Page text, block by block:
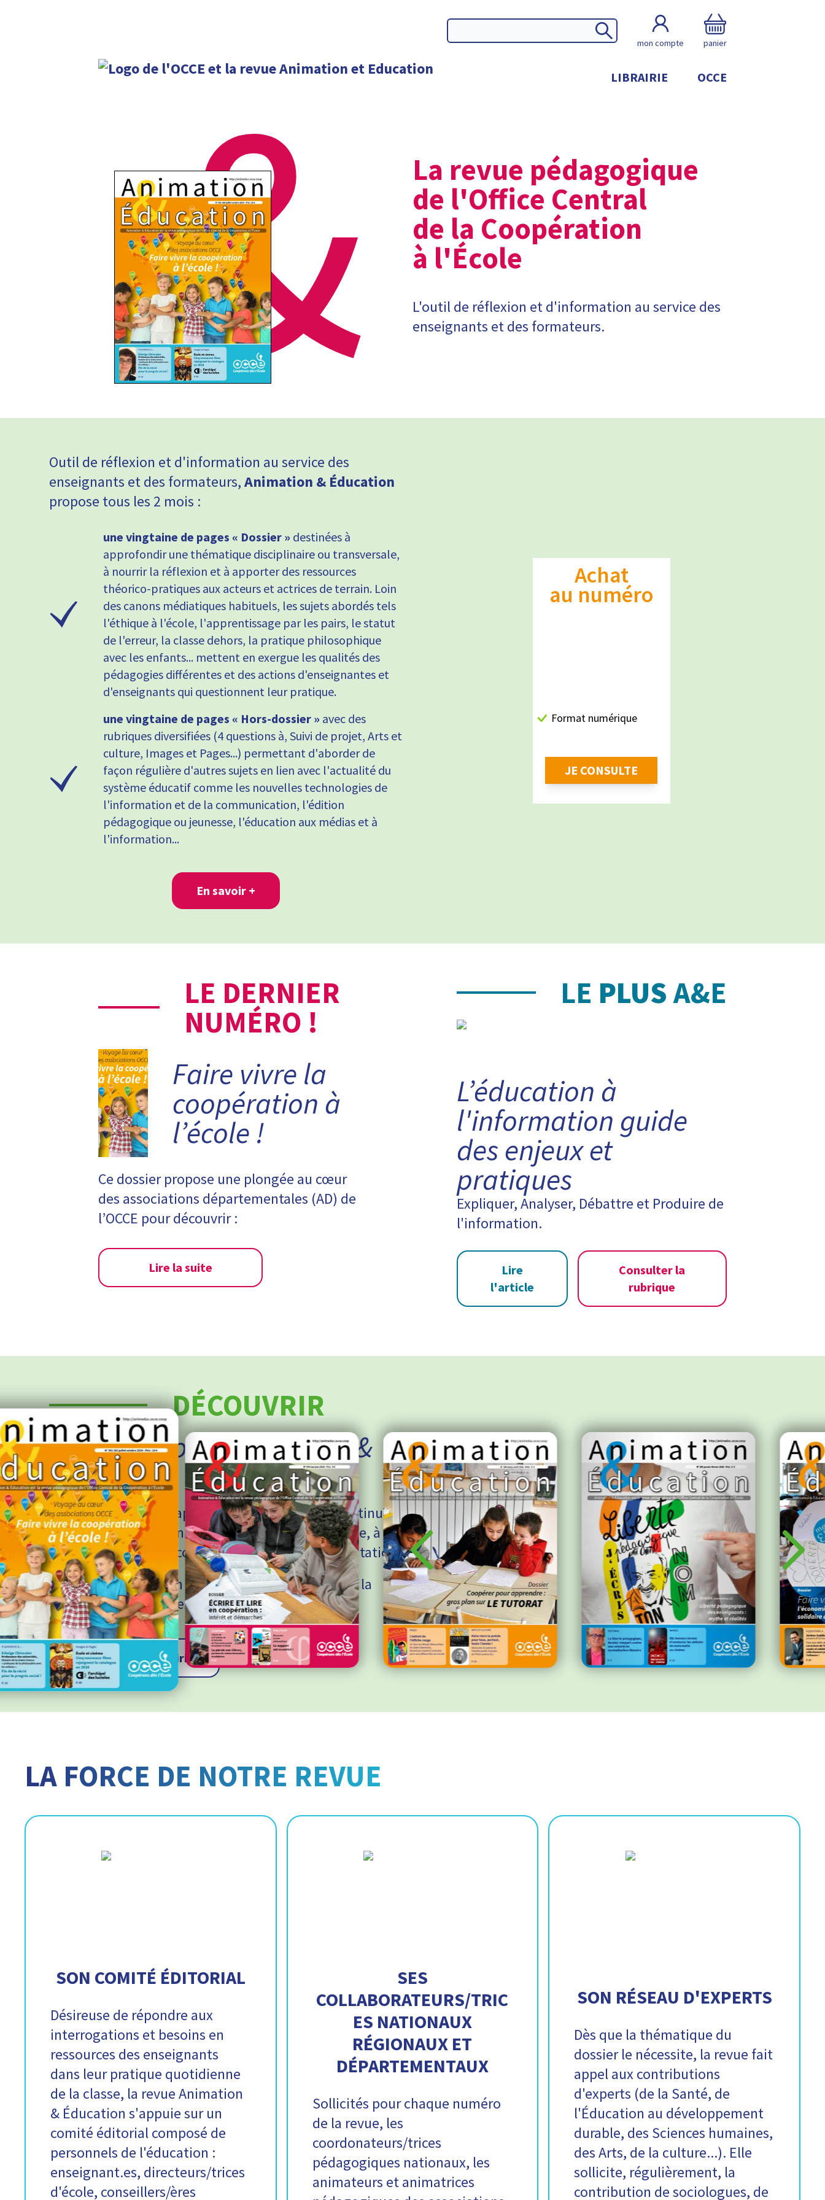
mon compte panier
LIBRAIRIE OCCE
&
La revue pédagogique
de l'Office Central
de la Coopération
à l'École
L'outil de réflexion et d'information au service des
enseignants et des formateurs.
Outil de réflexion et d'information au service des
enseignants et des formateurs,Animation & Éducation
propose tous les 2 mois :
une vingtaine de pages « Dossier » destinées à
approfondir une thématique disciplinaire ou transversale,
à nourrir la réflexion et à apporter des ressources
théorico-pratiques aux acteurs et actrices de terrain. Loin
des canons médiatiques habituels, les sujets abordés tels
l'éthique à l'école, l'apprentissage par les pairs, le statut
de l'erreur, la classe dehors, la pratique philosophique
avec les enfants... mettent en exergue les qualités des
pédagogies différentes et des actions d'enseignantes et
d'enseignants qui questionnent leur pratique.
une vingtaine de pages « Hors-dossier » avec des
rubriques diversifiées (4 questions à, Suivi de projet, Arts et
culture, Images et Pages...) permettant d'aborder de
façon régulière d'autres sujets en lien avec l'actualité du
système éducatif comme les nouvelles technologies de
l'information et de la communication, l'édition
pédagogique ou jeunesse, l'éducation aux médias et à
l'information...
En savoir +
Achat
au numéro
Format numérique
JE CONSULTE
LE DERNIER
NUMÉRO !
Faire vivre la
coopération à
l’école !
Ce dossier propose une plongée au cœur
des associations départementales (AD) de
l’OCCE pour découvrir :
Lire la suite
LE PLUSA&E
L’éducation à
l'information guide
des enjeux et
pratiques
Expliquer, Analyser, Débattre et Produire de
l'information.
Lire
l'article
Consulter la
rubrique
DÉCOUVRIR
Les numéros d’Animation &
Éducation
Vous êtes abonnés papier à notre revue ? Vous continuez
de recevoir Animation & Education dans votre école, à
votre domicile ou encore votre centre de documentation.
Vous avez manqué un numéro ? Retrouvez-le dans la
librairie et commandez-le en ligne.
Je consulte la librairie
LA FORCE DE NOTRE REVUE
SON COMITÉ ÉDITORIAL
Désireuse de répondre aux
interrogations et besoins en
ressources des enseignants
dans leur pratique quotidienne
de la classe, la revue Animation
& Éducation s'appuie sur un
comité éditorial composé de
personnels de l'éducation :
enseignant.es, directeurs/trices
d'école, conseillers/ères
SES
COLLABORATEURS/TRIC
ES NATIONAUX
RÉGIONAUX ET
DÉPARTEMENTAUX
Sollicités pour chaque numéro
de la revue, les
coordonateurs/trices
pédagogiques nationaux, les
animateurs et animatrices
SON RÉSEAU D'EXPERTS
Dès que la thématique du
dossier le nécessite, la revue fait
appel aux contributions
d'experts (de la Santé, de
l'Éducation au développement
durable, des Sciences humaines,
des Arts, de la culture...). Elle
sollicite, régulièrement, la
contribution de sociologues, de